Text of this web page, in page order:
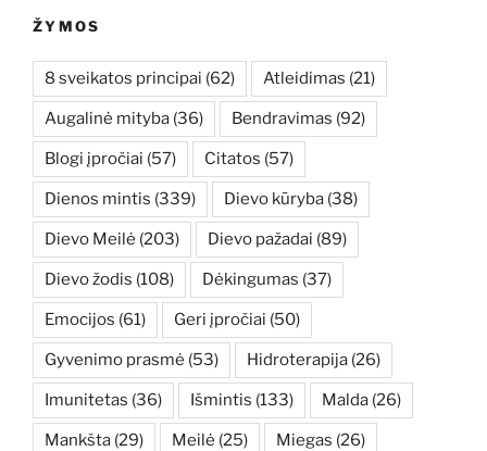
ŽYMOS
8 sveikatos principai (62) Atleidimas (21)
Augalinė mityba (36) Bendravimas (92)
Blogi įpročiai (57) Citatos (57)
Dienos mintis (339) Dievo kūryba (38)
Dievo Meilė (203) Dievo pažadai (89)
Dievo žodis (108) Dėkingumas (37)
Emocijos (61) Geri įpročiai (50)
Gyvenimo prasmė (53) Hidroterapija (26)
Imunitetas (36) Išmintis (133) Malda (26)
Mankšta (29) Meilė (25) Miegas (26)